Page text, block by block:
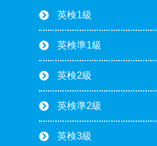
英検1級
英検準1級
英検2級
英検準2級
英検3級